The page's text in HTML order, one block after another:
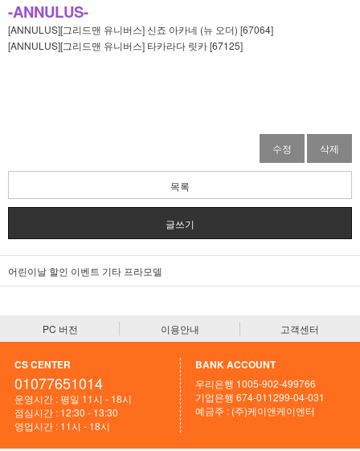
-ANNULUS-
[ANNULUS][그리드맨 유니버스] 신죠 아카네 (뉴 오더) [67064]
[ANNULUS][그리드맨 유니버스] 타카라다 릿카 [67125]
수정 삭제
목록
글쓰기
어린이날 할인 이벤트 기타 프라모델
PC 버전 이용안내 고객센터
CS CENTER
01077651014
운영시간 : 평일 11시 - 18시
점심시간 : 12:30 - 13:30
영업시간 : 11시 - 18시
BANK ACCOUNT
우리은행 1005-902-499766
기업은행 674-011299-04-031
예금주 : (주)케이앤케이엔터